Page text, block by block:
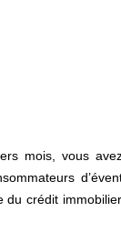
mois, vous
du crédit